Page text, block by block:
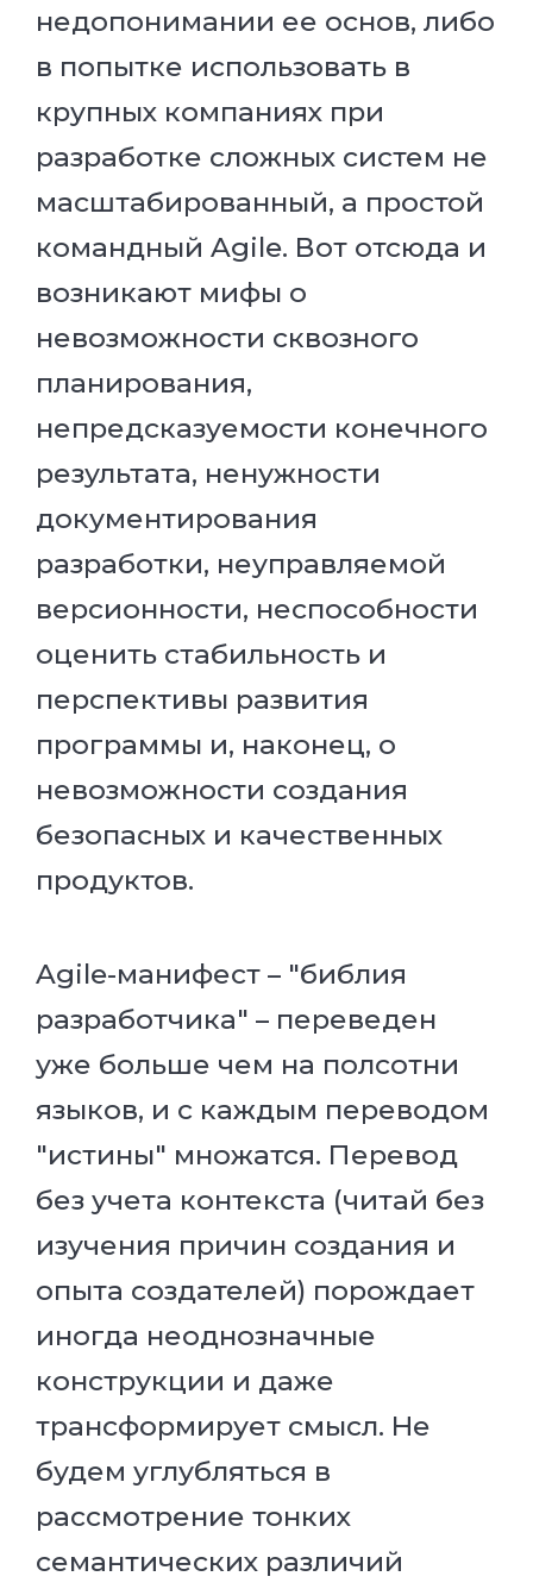
недопонимании ее основ, либо
в попытке использовать в
крупных компаниях при
разработке сложных систем не
масштабированный, а простой
командный Agile. Вот отсюда и
возникают мифы о
невозможности сквозного
планирования,
непредсказуемости конечного
результата, ненужности
документирования
разработки, неуправляемой
версионности, неспособности
оценить стабильность и
перспективы развития
программы и, наконец, о
невозможности создания
безопасных и качественных
продуктов.
Agile-манифест – "библия
разработчика" – переведен
уже больше чем на полсотни
языков, и с каждым переводом
"истины" множатся. Перевод
без учета контекста (читай без
изучения причин создания и
опыта создателей) порождает
иногда неоднозначные
конструкции и даже
трансформирует смысл. Не
будем углубляться в
рассмотрение тонких
семантических различий